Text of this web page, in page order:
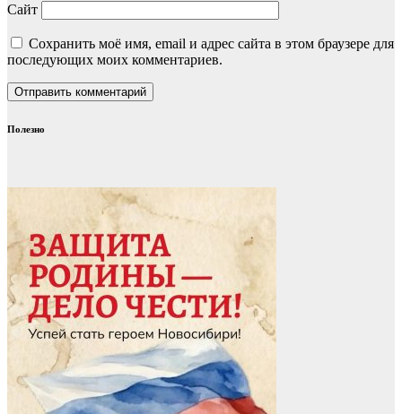
Сайт
Сохранить моё имя, email и адрес сайта в этом браузере для
последующих моих комментариев.
Полезно